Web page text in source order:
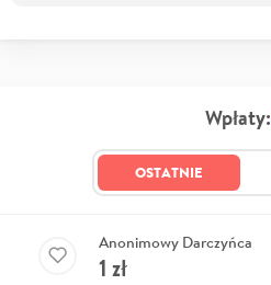
Wpłaty:
OSTATNIE
Anonimowy Darczyńca
1 zł